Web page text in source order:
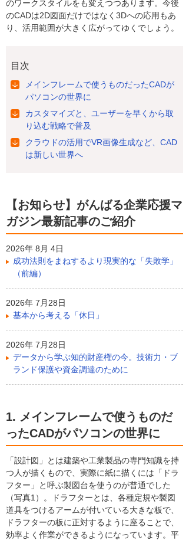
のワークスタイルをも変えつつあります。今後
のCADは2D図面だけではなく3Dへの応用もあ
り、活用範囲が大きく広がってゆくでしょう。
目次
メインフレームで使うものだったCADが
パソコンの世界に
カスタマイズと、ユーザーを早くから取
り込む戦略で普及
クラウドの活用でVR画像生成など、CAD
は新しい世界へ
【お知らせ】がんばる企業応援マ
ガジン最新記事のご紹介
2026年 8月 4日
成功法則をまねするより現実的な「失敗学」
（前編）
2026年 7月28日
基本から考える「休日」
2026年 7月28日
データから学ぶ知的財産権の今。技術力・ブ
ランド保護や資金調達のために
1. メインフレームで使うものだ
ったCADがパソコンの世界に
「設計図」とは建築や工業製品の専門知識を持
つ人が描くもので、実際に紙に描くには「ドラ
フター」と呼ぶ製図台を使うのが普通でした
（写真1）。ドラフターとは、各種定規や製図
道具をつけるアームが付いている大きな板で、
ドラフターの板に正対するように座ることで、
効率よく作業ができるようになっています。平